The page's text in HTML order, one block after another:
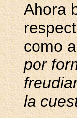
Ahora
como
por
la